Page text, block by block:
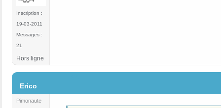
Inscription :
19-03-2011
Messages :
21
Hors ligne
Erico
Pimonaute